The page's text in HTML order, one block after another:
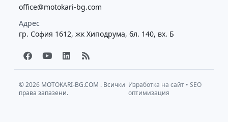
office@motokari-bg.com
Адрес
гр. София 1612, жк Хиподрума, бл. 140, вх. Б
F
a
c
b
o
Y
o
u
u
b
L
i
n
e
d
R
s
s
© 2026 MOTOKARI-BG.COM . Всички
права запазени.
Изработка на сайт •SEO
оптимизация